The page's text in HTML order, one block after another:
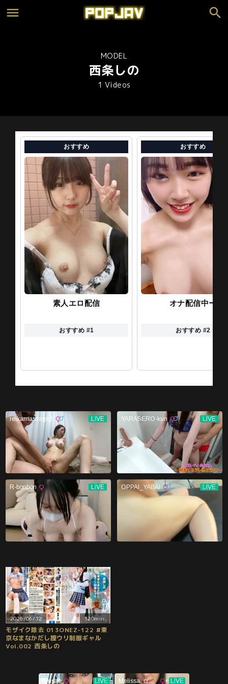
MODEL
西条しの
1 Videos
おすすめ
素人エロ配信
おすすめ #1
おすすめ
オナ配信中ー
おすすめ #2
2026/06/12 120min.
モザイク除去 013ONEZ-122 #東
京なまなかだし膣ウリ制服ギャル
Vol.002 西条しの